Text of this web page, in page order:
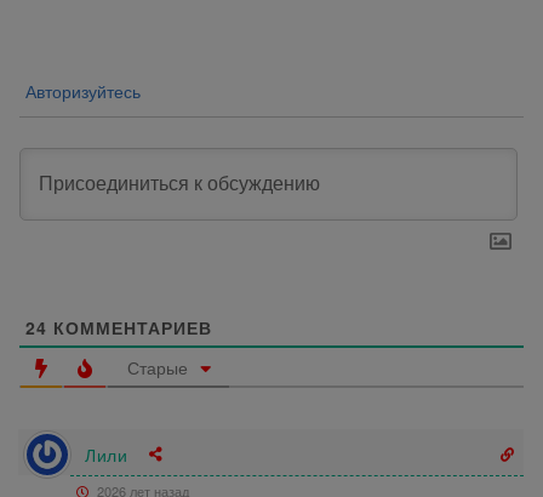
Авторизуйтесь
24 КОММЕНТАРИЕВ
Старые
Лили
2026 лет назад